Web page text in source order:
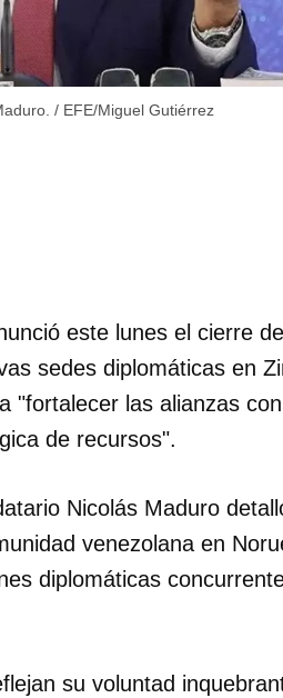
/ EFE/Miguel Gutiérrez
este lunes el cierre
sedes diplomáticas en
"fortalecer las alianzas
de recursos".
Nicolás Maduro
venezolana en
diplomáticas
su voluntad